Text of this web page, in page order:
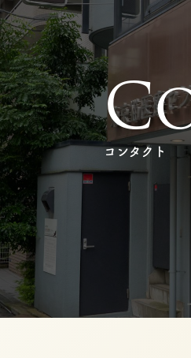
C
コンタクト